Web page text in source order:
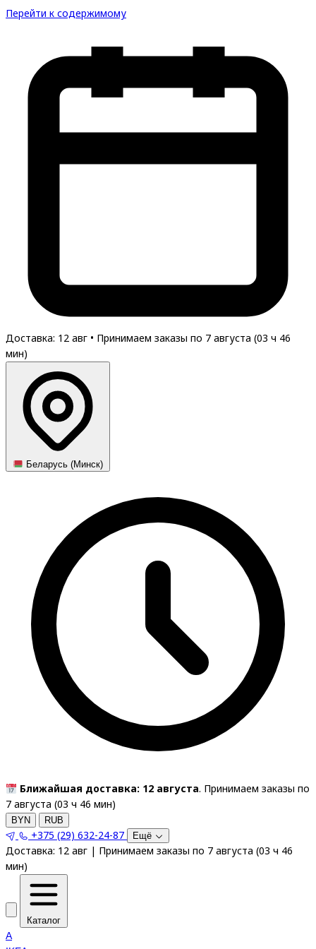
Перейти к содержимому
Доставка: 12 авг • Принимаем заказы по 7 августа (03 ч 46
мин)
Беларусь (Минск)
Ближайшая доставка: 12 августа. Принимаем заказы по
7 августа (03 ч 46 мин)
BYN RUB
+375 (29) 632-24-87 Ещё
Доставка: 12 авг | Принимаем заказы по 7 августа (03 ч 46
мин)
Каталог
A